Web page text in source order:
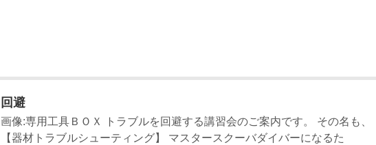
回避
画像:専用工具ＢＯＸ トラブルを回避する講習会のご案内です。 その名も、
【器材トラブルシューティング】 マスタースクーバダイバーになるた